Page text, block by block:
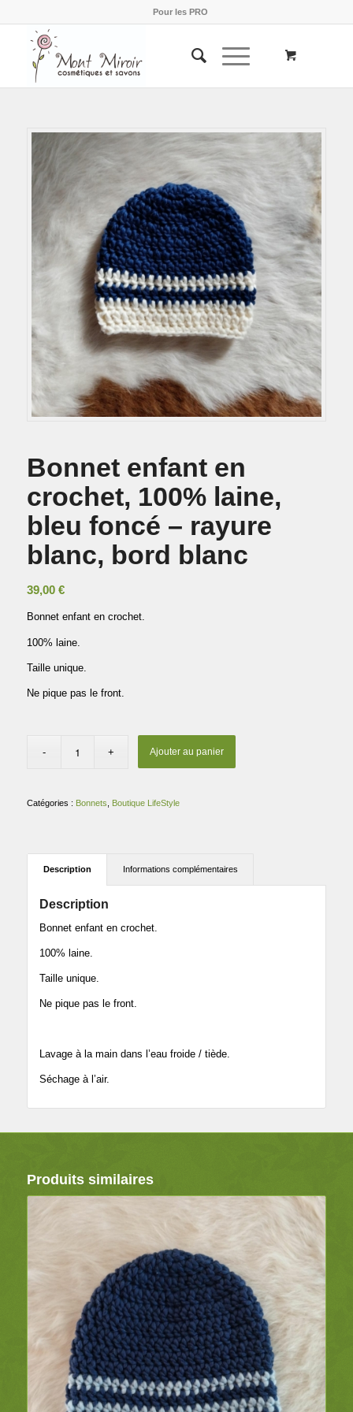
Pour les PRO
Bonnet enfant en
crochet, 100% laine,
bleu foncé – rayure
blanc, bord blanc
39,00 €
Bonnet enfant en crochet.
100% laine.
Taille unique.
Ne pique pas le front.
Ajouter au panier
Catégories : Bonnets Boutique LifeStyle
Description Informations complémentaires
Description
Bonnet enfant en crochet.
100% laine.
Taille unique.
Ne pique pas le front.
Lavage à la main dans l’eau froide / tiède.
Séchage à l’air.
Produits similaires